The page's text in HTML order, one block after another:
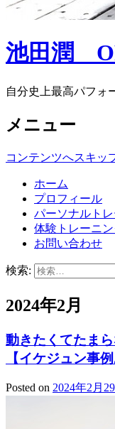
池田潤
自分史上最高パフォ
メニュー
コンテンツへスキッ
ホーム
プロフィール
パーソナルト
体験トレーニ
お問い合わせ
検索:
2024年2月
動きたくてたま
【イケジュン事例
Posted on 2024年2月